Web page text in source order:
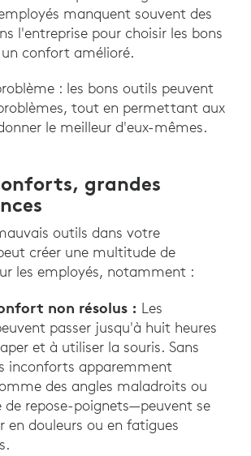
manquent souvent des
l'entreprise pour choisir les bons
confort amélioré.
: les bons outils peuvent
tout en permettant aux
le meilleur d'eux-mêmes.
grandes
outils dans votre
créer une multitude de
les employés, notamment :
non résolus : Les
passer jusqu'à huit heures
et à utiliser la souris. Sans
inconforts apparemment
des angles maladroits ou
de repose-poignets—peuvent se
en douleurs ou en fatigues